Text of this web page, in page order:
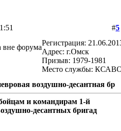
#5
Регистрация:
Адрес: г.Омск
Призыв: 1979-1981
Место службы:
воздушно-десантная бр
и командирам 1-й
десантных бригад